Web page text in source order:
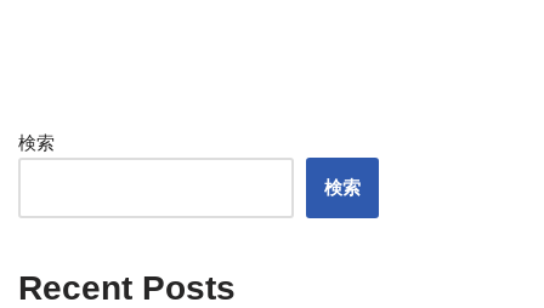
検索
検索
Recent Posts